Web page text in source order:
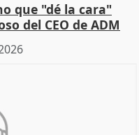
que "dé la cara"
del CEO de ADM